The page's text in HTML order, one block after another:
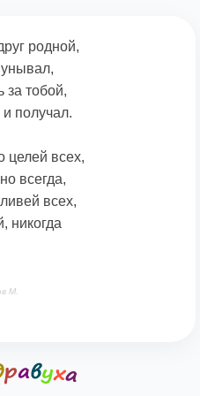
родной,
за тобой,
получал.
целей всех,
всегда,
всех,
никогда
М.